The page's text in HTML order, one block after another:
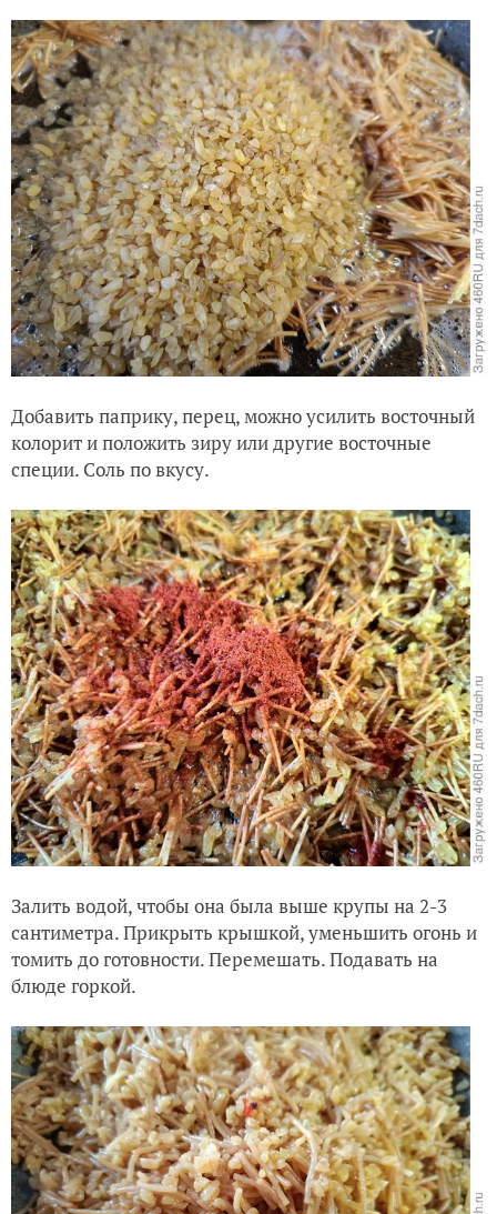
Добавить паприку, перец, можно усилить восточный
колорит и положить зиру или другие восточные
специи. Соль по вкусу.
Залить водой, чтобы она была выше крупы на 2-3
сантиметра. Прикрыть крышкой, уменьшить огонь и
томить до готовности. Перемешать. Подавать на
блюде горкой.